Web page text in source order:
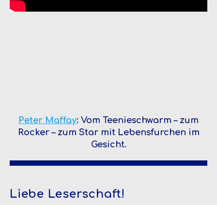
Peter Maffay: Vom Teenieschwarm – zum
Rocker – zum Star mit Lebensfurchen im
Gesicht.
Liebe Leserschaft!